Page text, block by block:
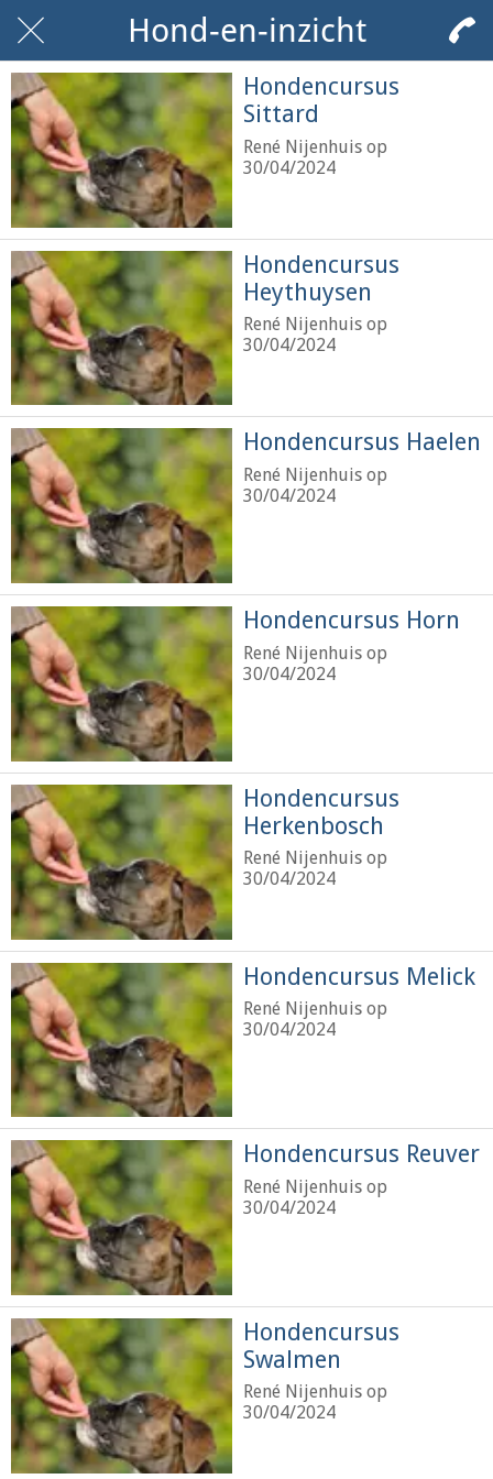
Hond-en-inzicht
Hondencursus
Sittard
René Nijenhuis op
30/04/2024
Hondencursus
Heythuysen
René Nijenhuis op
30/04/2024
Hondencursus Haelen
René Nijenhuis op
30/04/2024
Hondencursus Horn
René Nijenhuis op
30/04/2024
Hondencursus
Herkenbosch
René Nijenhuis op
30/04/2024
Hondencursus Melick
René Nijenhuis op
30/04/2024
Hondencursus Reuver
René Nijenhuis op
30/04/2024
Hondencursus
Swalmen
René Nijenhuis op
30/04/2024